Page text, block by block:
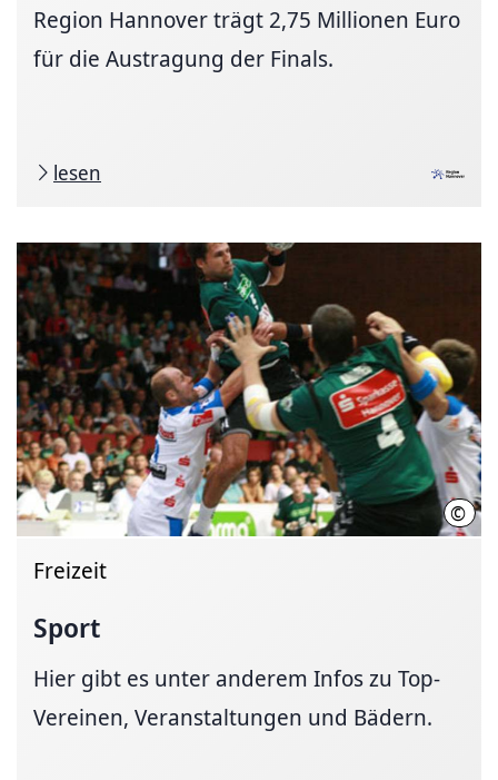
Region Hannover trägt 2,75 Millionen Euro
für die Austragung der Finals.
lesen
©
Freizeit
Sport
Hier gibt es unter anderem Infos zu Top-
Vereinen, Veranstaltungen und Bädern.